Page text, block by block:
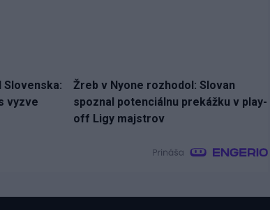
Slovenska:
vyzve
Žreb v Nyone rozhodol: Slovan
spoznal potenciálnu prekážku v play-
off Ligy majstrov